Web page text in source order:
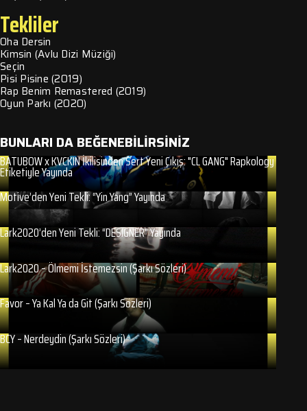
Tekliler
Oha Dersin
Kimsin (Avlu Dizi Müziği)
Seçin
Pisi Pisine (2019)
Rap Benim Remastered (2019)
Oyun Parkı (2020)
BUNLARI DA BEĞENEBİLİRSİNİZ
BATUBOW x KVCKIN İkilisinden Sert Yeni Çıkış: "CL GANG" Rapkology
Etiketiyle Yayında
Motive’den Yeni Tekli: “Yin Yang” Yayında
Lark2020’den Yeni Tekli: “DESIGNER” Yayında
Lark2020 – Ölmemi İstemezsin (Şarkı Sözleri)
Favor – Ya Kal Ya da Git (Şarkı Sözleri)
BCY – Nerdeydin (Şarkı Sözleri)